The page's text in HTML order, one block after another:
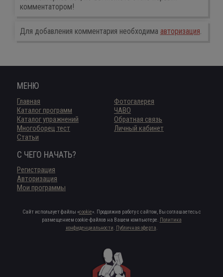
комментатором!
Для добавления комментария необходима авторизация.
МЕНЮ
Главная
Каталог программ
Каталог упражнений
Многоборец тест
Статьи
Фотогалерея
ЧАВО
Обратная связь
Личный кабинет
С ЧЕГО НАЧАТЬ?
Регистрация
Авторизация
Мои программы
Сайт использует файлы «cookie». Продолжив работу с сайтом, Вы соглашаетесь с
размещением cookie-файлов на Вашем компьютере. Политика
конфиденциальности. Публичная оферта.